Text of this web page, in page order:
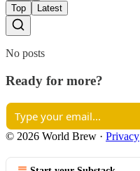
Top
Latest
No posts
Ready for more?
© 2026 World Brew · Privacy